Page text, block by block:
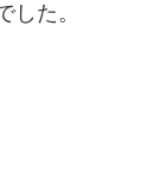
た。